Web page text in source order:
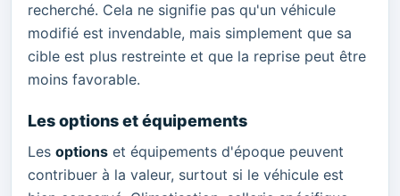
recherché. Cela ne signifie pas qu'un véhicule
modifié est invendable, mais simplement que sa
cible est plus restreinte et que la reprise peut être
moins favorable.
Les options et équipements
Les options et équipements d'époque peuvent
contribuer à la valeur, surtout si le véhicule est